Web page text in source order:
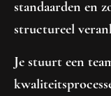
standaarden en
structureel
Je stuurt een